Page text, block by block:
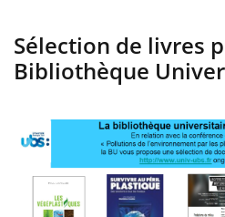
Sélection de livres
Bibliothèque